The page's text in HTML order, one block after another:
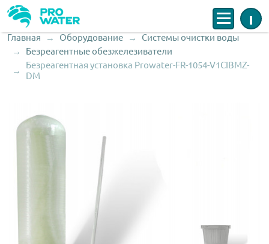
Меню Инфо
Строка навигации
Главная Оборудование
Системы очистки воды
Безреагентные обезжелезиватели
Безреагентная установка Prowater-FR-1054-V1CIBMZ-
DM